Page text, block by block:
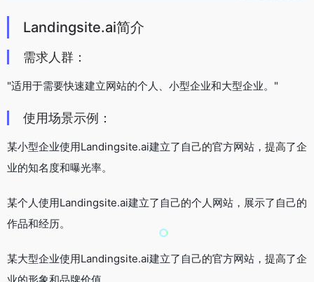
Landingsite.ai简介
需求人群：
"适用于需要快速建立网站的个人、小型企业和大型企业。"
使用场景示例：
某小型企业使用Landingsite.ai建立了自己的官方网站，提高了企
业的知名度和曝光率。
某个人使用Landingsite.ai建立了自己的个人网站，展示了自己的
作品和经历。
某大型企业使用Landingsite.ai建立了自己的官方网站，提高了企